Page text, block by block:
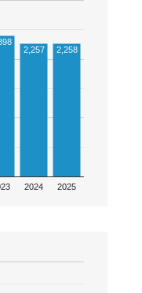
2024 2025
2,257
2,258